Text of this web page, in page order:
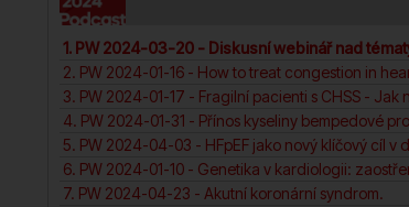
1. PW 2024-03-20 - Diskusní webinář nad
3. PW 2024-01-17 - Fragilní pacienti s CHSS - Jak
7. PW 2024-04-23 - Akutní koronární syndrom.